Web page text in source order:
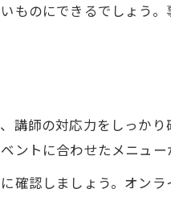
しむ方法
く華やか技法
ーション法
のにできるでしょう
師の対応力をしっか
トに合わせたメニュー
確認しましょう。オン